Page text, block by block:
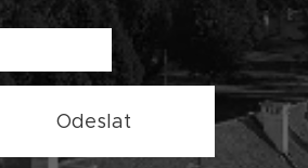
Odeslat